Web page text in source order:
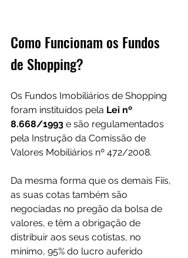
Como Funcionam os Fundos
de Shopping?
Os Fundos Imobiliários de Shopping
foram instituídos pela Lei nº
8.668/1993 e são regulamentados
pela Instrução da Comissão de
Valores Mobiliários nº 472/2008.
Da mesma forma que os demais Fiis,
as suas cotas também são
negociadas no pregão da bolsa de
valores, e têm a obrigação de
distribuir aos seus cotistas, no
mínimo, 95% do lucro auferido